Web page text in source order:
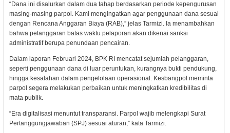
“Dana ini disalurkan dalam dua tahap berdasarkan periode kepengurusan
masing-masing parpol. Kami mengingatkan agar penggunaan dana sesuai
dengan Rencana Anggaran Biaya (RAB),” jelas Tarmizi. Ia menambahkan
bahwa pelanggaran batas waktu pelaporan akan dikenai sanksi
administratif berupa penundaan pencairan.
Dalam laporan Februari 2024, BPK RI mencatat sejumlah pelanggaran,
seperti penggunaan dana di luar peruntukan, kurangnya bukti pendukung,
hingga kesalahan dalam pengelolaan operasional. Kesbangpol meminta
parpol segera melakukan perbaikan untuk meningkatkan kredibilitas di
mata publik.
“Era digitalisasi menuntut transparansi. Parpol wajib melengkapi Surat
Pertanggungjawaban (SPJ) sesuai aturan,” kata Tarmizi.